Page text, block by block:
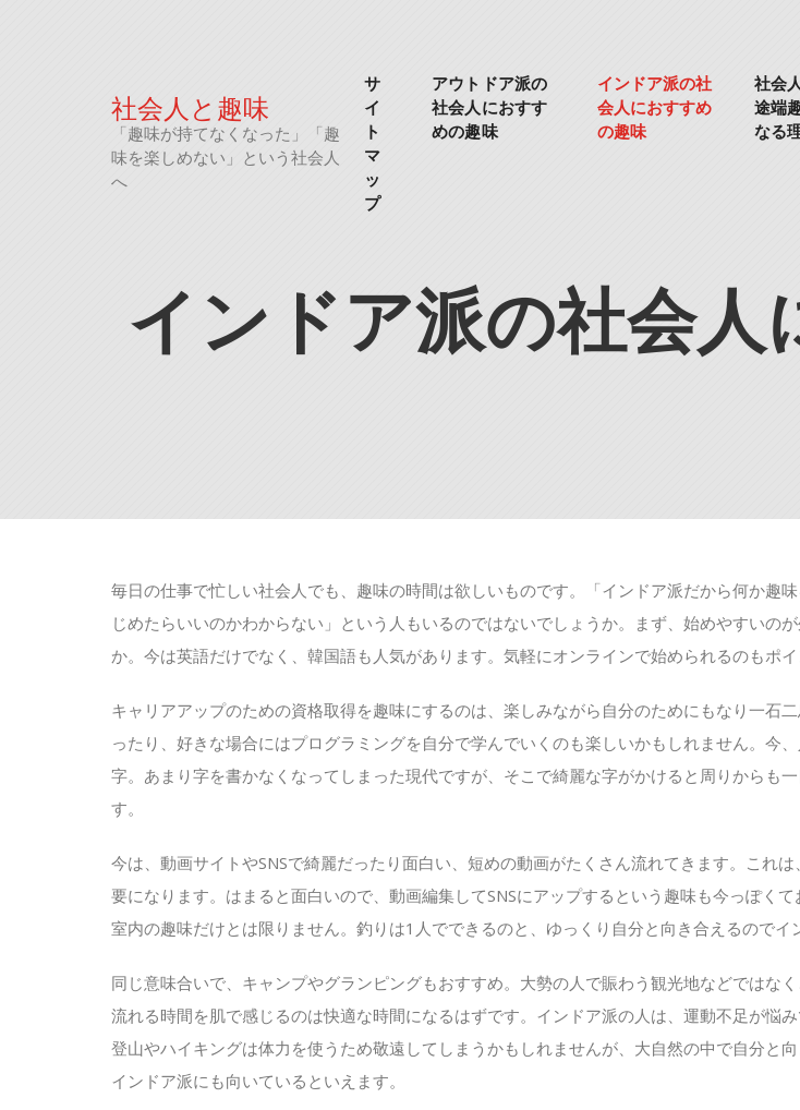
社会人と趣味
「趣味が持てなくなった」「趣
味を楽しめない」という社会人
へ
サ
イ
ト
マ
ッ
プ
アウトドア派の
社会人におすす
めの趣味
インドア派の社
会人におすすめ
の趣味
社会
途端
なる
インドア派の社会
毎日の仕事で忙しい社会人でも、趣味の時間は欲しいものです。「インドア派だから何か趣
じめたらいいのかわからない」という人もいるのではないでしょうか。まず、始めやすいの
か。今は英語だけでなく、韓国語も人気があります。気軽にオンラインで始められるのもポイ
キャリアアップのための資格取得を趣味にするのは、楽しみながら自分のためにもなり一石
ったり、好きな場合にはプログラミングを自分で学んでいくのも楽しいかもしれません。今
字。あまり字を書かなくなってしまった現代ですが、そこで綺麗な字がかけると周りからも
す。
今は、動画サイトやSNSで綺麗だったり面白い、短めの動画がたくさん流れてきます。これ
要になります。はまると面白いので、動画編集してSNSにアップするという趣味も今っぽく
室内の趣味だけとは限りません。釣りは1人でできるのと、ゆっくり自分と向き合えるのでイ
同じ意味合いで、キャンプやグランピングもおすすめ。大勢の人で賑わう観光地などではな
流れる時間を肌で感じるのは快適な時間になるはずです。インドア派の人は、運動不足が悩み
登山やハイキングは体力を使うため敬遠してしまうかもしれませんが、大自然の中で自分と向
インドア派にも向いているといえます。